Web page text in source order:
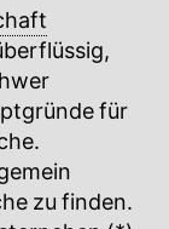
für
zu finden.